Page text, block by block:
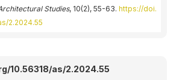
Studies, 10(2), 55-63. https://doi.
2.2024.55
10.56318/as/2.2024.55